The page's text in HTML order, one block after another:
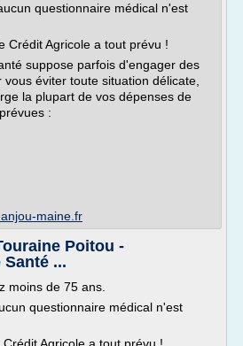
questionnaire médical n'est
Crédit Agricole a tout prévu !
suppose parfois d'engager des
éviter toute situation délicate,
la plupart de vos dépenses de
:
maine.fr
Poitou -
...
moins de 75 ans.
questionnaire médical n'est